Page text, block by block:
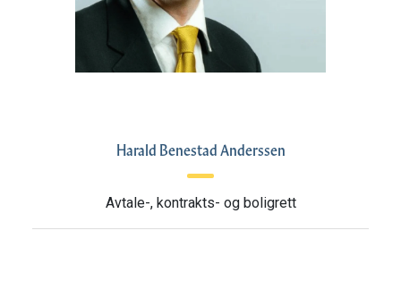
Harald Benestad Anderssen
Avtale-, kontrakts- og boligrett